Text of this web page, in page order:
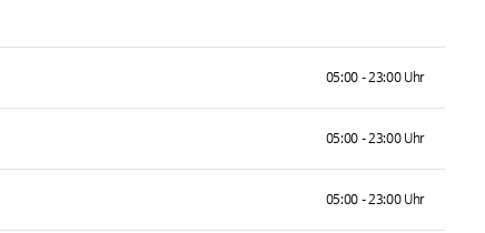
05:00 - 23:00 Uhr
05:00 - 23:00 Uhr
05:00 - 23:00 Uhr